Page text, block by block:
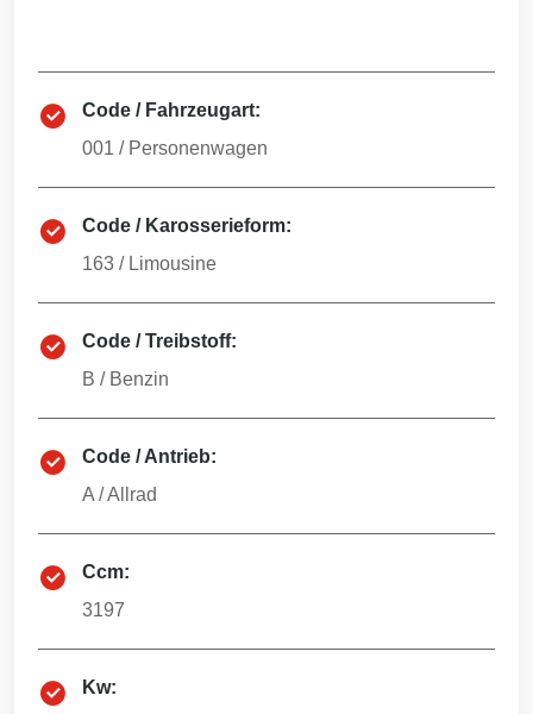
Code / Fahrzeugart:
001 / Personenwagen
Code / Karosserieform:
163 / Limousine
Code / Treibstoff:
B / Benzin
Code / Antrieb:
A /Allrad
Ccm:
3197
Kw: